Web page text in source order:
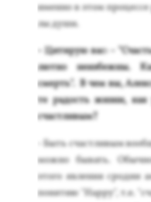
имен­но в этом
лы ду­ши.
- Ци­тирую вас: -
лют­но не­из­бежны.
смерть". В чем вы,
те ра­дость жиз­ни, как
счас­тли­вым?
- Быть счас­тли­вым
мож­но бы­вать.
это­го яв­ле­ния срод­ни
по­нятию "Happy", т.е.